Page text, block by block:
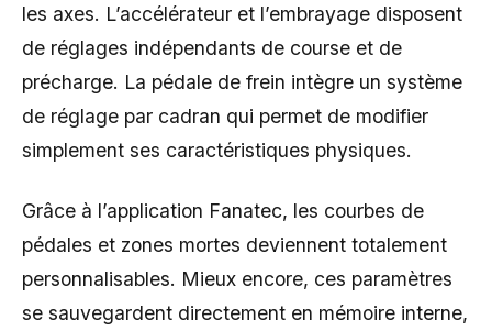
les axes. L’accélérateur et l’embrayage disposent
de réglages indépendants de course et de
précharge. La pédale de frein intègre un système
de réglage par cadran qui permet de modifier
simplement ses caractéristiques physiques.
Grâce à l’application Fanatec, les courbes de
pédales et zones mortes deviennent totalement
personnalisables. Mieux encore, ces paramètres
se sauvegardent directement en mémoire interne,